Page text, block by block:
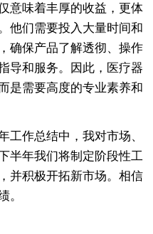
意味着丰厚的收益，更体
他们需要投入大量时间和
确保产品了解透彻、操作
导和服务。因此，医疗器
是需要高度的专业素养和
作总结中，我对市场、
半年我们将制定阶段性工
并积极开拓新市场。相信
。